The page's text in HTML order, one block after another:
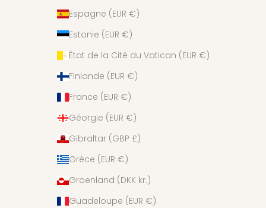
Espagne (EUR €)
Estonie (EUR €)
État de la Cité du Vatican (EUR €)
Finlande (EUR €)
France (EUR €)
Géorgie (EUR €)
Gibraltar (GBP £)
Grèce (EUR €)
Groenland (DKK kr.)
Guadeloupe (EUR €)